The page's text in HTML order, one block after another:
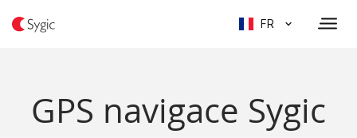
FR
GPS navigace Sygic